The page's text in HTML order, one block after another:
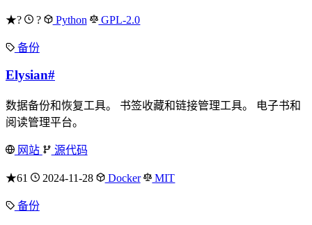
★? ? Python GPL-2.0
备份
Elysian#
数据备份和恢复工具。 书签收藏和链接管理工具。 电子书和
阅读管理平台。
网站 源代码
★61 2024-11-28 Docker MIT
备份